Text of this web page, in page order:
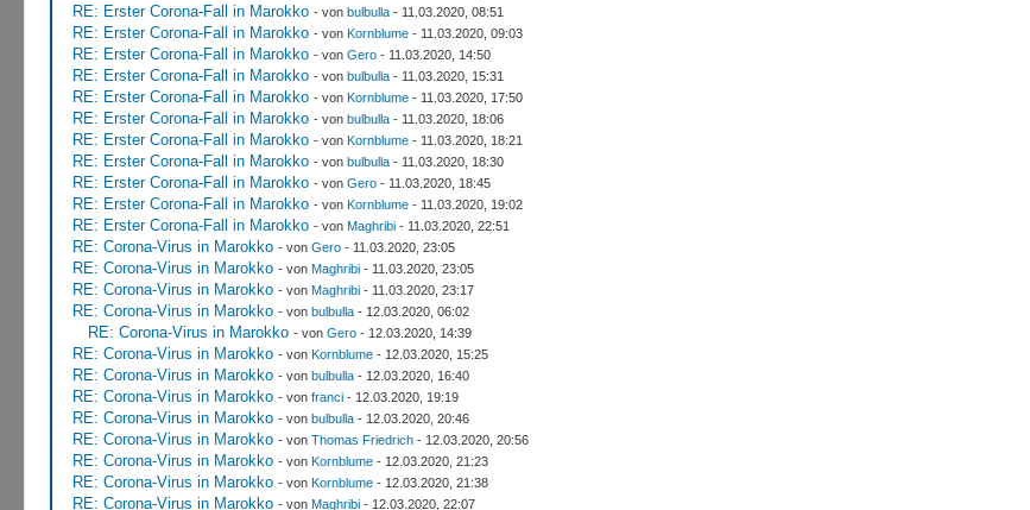
RE: Erster Corona-Fall in Marokko - von bulbulla- 11.03.2020, 08:51
RE: Erster Corona-Fall in Marokko - von Kornblume- 11.03.2020, 09:03
RE: Erster Corona-Fall in Marokko - von Gero- 11.03.2020, 14:50
RE: Erster Corona-Fall in Marokko - von bulbulla- 11.03.2020, 15:31
RE: Erster Corona-Fall in Marokko - von Kornblume- 11.03.2020, 17:50
RE: Erster Corona-Fall in Marokko - von bulbulla- 11.03.2020, 18:06
RE: Erster Corona-Fall in Marokko - von Kornblume- 11.03.2020, 18:21
RE: Erster Corona-Fall in Marokko - von bulbulla- 11.03.2020, 18:30
RE: Erster Corona-Fall in Marokko - von Gero- 11.03.2020, 18:45
RE: Erster Corona-Fall in Marokko - von Kornblume- 11.03.2020, 19:02
RE: Erster Corona-Fall in Marokko - von Maghribi- 11.03.2020, 22:51
RE: Corona-Virus in Marokko - von Gero- 11.03.2020, 23:05
RE: Corona-Virus in Marokko - von Maghribi- 11.03.2020, 23:05
RE: Corona-Virus in Marokko - von Maghribi- 11.03.2020, 23:17
RE: Corona-Virus in Marokko - von bulbulla- 12.03.2020, 06:02
RE: Corona-Virus in Marokko - von Gero- 12.03.2020, 14:39
RE: Corona-Virus in Marokko - von Kornblume- 12.03.2020, 15:25
RE: Corona-Virus in Marokko - von bulbulla- 12.03.2020, 16:40
RE: Corona-Virus in Marokko - von franci- 12.03.2020, 19:19
RE: Corona-Virus in Marokko - von bulbulla- 12.03.2020, 20:46
RE: Corona-Virus in Marokko - von Thomas Friedrich- 12.03.2020, 20:56
RE: Corona-Virus in Marokko - von Kornblume- 12.03.2020, 21:23
RE: Corona-Virus in Marokko - von Kornblume- 12.03.2020, 21:38
RE: Corona-Virus in Marokko - von Maghribi- 12.03.2020, 22:07